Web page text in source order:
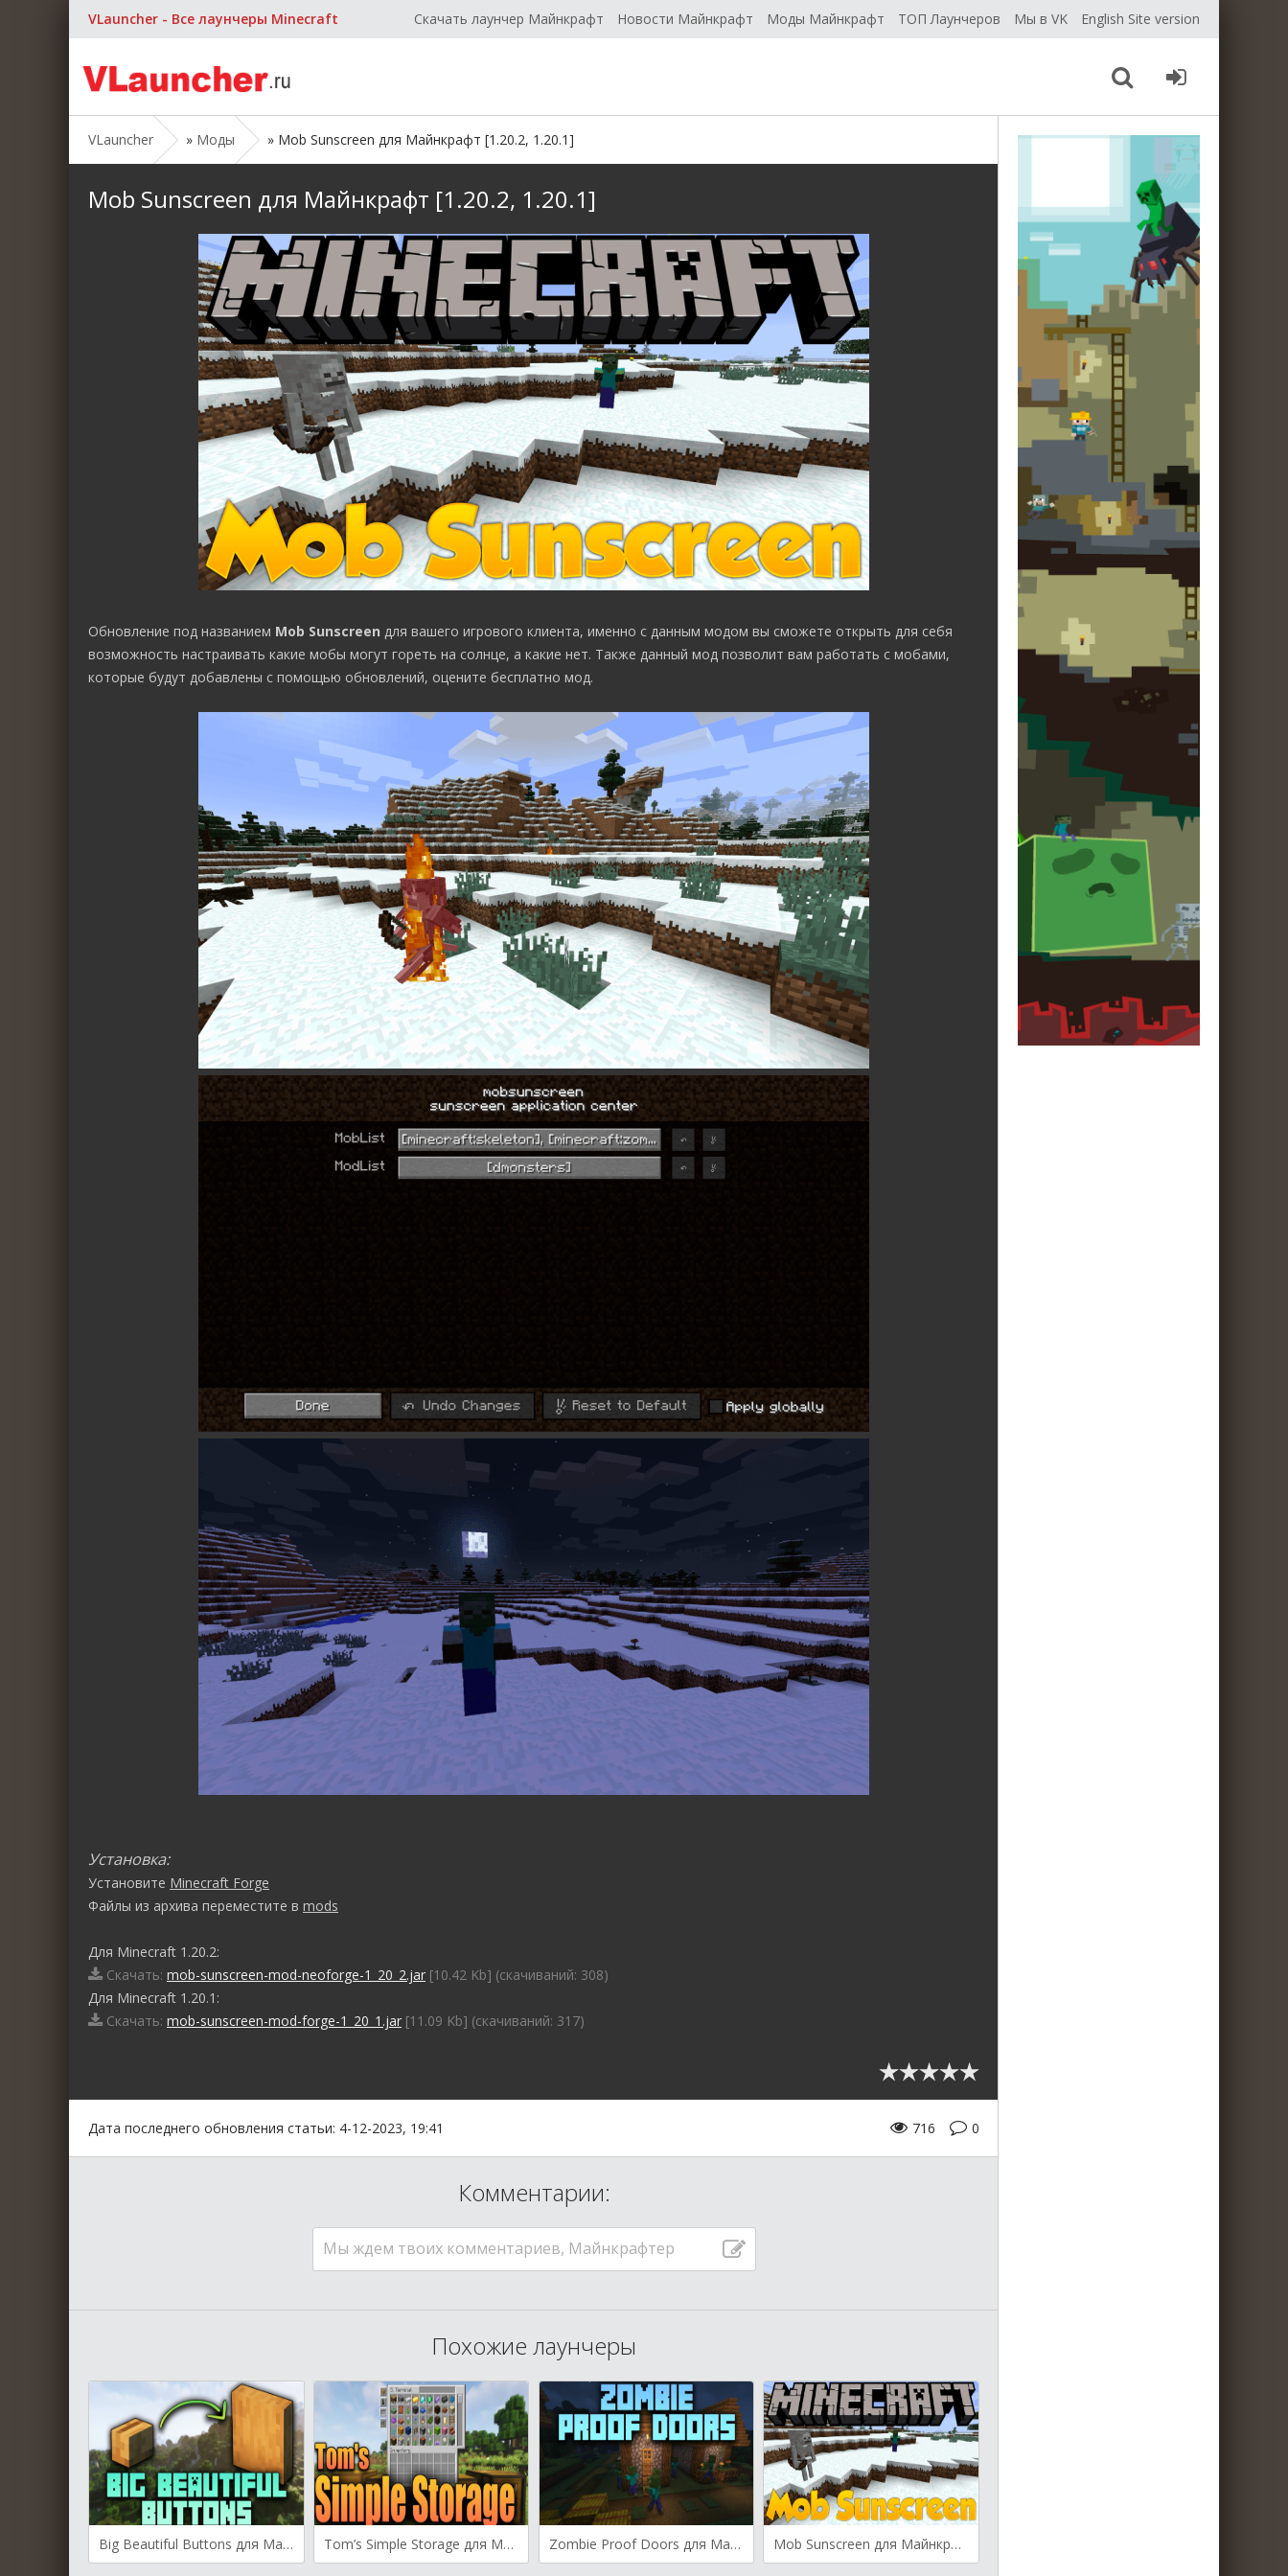
VLauncher - Все лаунчеры Minecraft Скачать лаунчер Майнкрафт Новости Майнкрафт Моды Майнкрафт ТОП Лаунчеров Мы в VK English Site version
VLauncher » Моды » Mob Sunscreen для Майнкрафт [1.20.2, 1.20.1]
Mob Sunscreen для Майнкрафт [1.20.2, 1.20.1]
Обновление под названием Mob Sunscreen для вашего игрового клиента, именно с данным модом вы сможете открыть для себя
возможность настраивать какие мобы могут гореть на солнце, а какие нет. Также данный мод позволит вам работать с мобами,
которые будут добавлены с помощью обновлений, оцените бесплатно мод.
Установка:
Установите Minecraft Forge
Файлы из архива переместите в mods
Для Minecraft 1.20.2:
Скачать: mob-sunscreen-mod-neoforge-1_20_2.jar [10.42 Kb] (cкачиваний: 308)
Для Minecraft 1.20.1:
Скачать: mob-sunscreen-mod-forge-1_20_1.jar [11.09 Kb] (cкачиваний: 317)
Дата последнего обновления статьи: 4-12-2023, 19:41 0
716
Комментарии:
Мы ждем твоих комментариев, Майнкрафтер
Похожие лаунчеры
Big Beautiful Buttons для Майнкрафт [1.20.2, 1.20.1, 1.20] Tom’s Simple Storage для Майнкрафт [1.20.2, 1.20.1, 1.20] Zombie Proof Doors для Майнкрафт [1.20.2, 1.20.1, 1.20] Mob Sunscreen для Майнкрафт [1.19.4, 1.19.3, 1.19.2]